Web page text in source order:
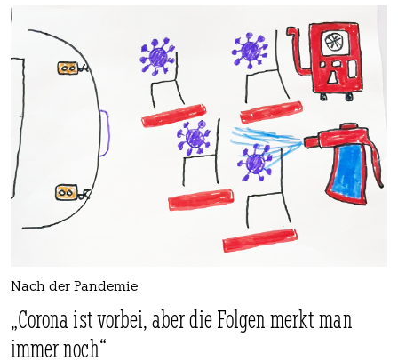
Nach der Pandemie
„Corona ist vorbei, aber die Folgen merkt man
immer noch“